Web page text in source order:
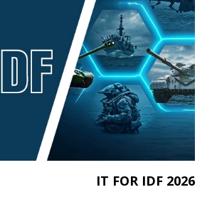
IT FOR IDF 2026